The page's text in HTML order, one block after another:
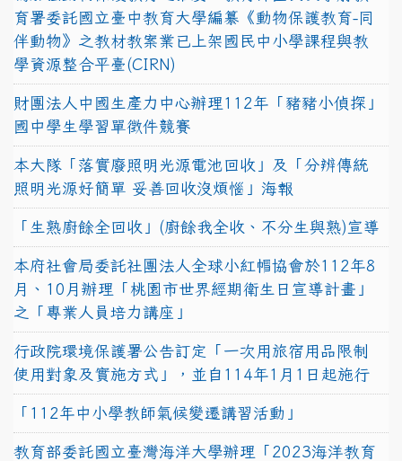
育署委託國立臺中教育大學編纂《動物保護教育-同
伴動物》之教材教案業已上架國民中小學課程與教
學資源整合平臺(CIRN)
財團法人中國生產力中心辦理112年「豬豬小偵探」
國中學生學習單徵件競賽
本大隊「落實廢照明光源電池回收」及「分辨傳統
照明光源好簡單 妥善回收沒煩惱」海報
「生熟廚餘全回收」(廚餘我全收、不分生與熟)宣導
本府社會局委託社團法人全球小紅帽協會於112年8
月、10月辦理「桃園市世界經期衛生日宣導計畫」
之「專業人員培力講座」
行政院環境保護署公告訂定「一次用旅宿用品限制
使用對象及實施方式」，並自114年1月1日起施行
「112年中小學教師氣候變遷講習活動」
教育部委託國立臺灣海洋大學辦理「2023海洋教育